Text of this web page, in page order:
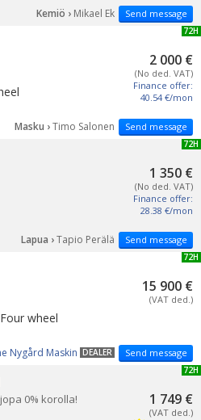
Send message
Kemiö › Mikael Ek
NEW 72H
2 000 €
(No ded. VAT)
Finance offer:
40.54 €/mon
Send message
Masku ›Timo Salonen
NEW 72H
1 350 €
(No ded. VAT)
Finance offer:
28.38 €/mon
Send message
Lapua ›Tapio Perälä
NEW 72H
15 900 €
(VAT ded.)
Four wheel
Send message
DEALER
Nygård Maskin
NEW 72H
1 749 €
(VAT ded.)
0% korolla!